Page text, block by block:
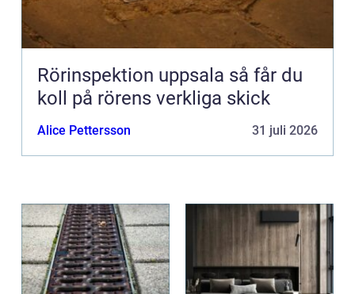
Rörinspektion uppsala så får du
koll på rörens verkliga skick
Alice Pettersson 31 juli 2026